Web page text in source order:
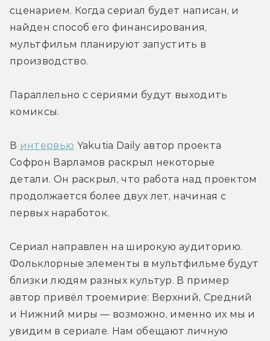
сценарием. Когда сериал будет написан, и
найден способ его финансирования,
мультфильм планируют запустить в
производство.
Параллельно с сериями будут выходить
комиксы.
В интервью Yakutia Daily автор проекта
Софрон Варламов раскрыл некоторые
детали. Он раскрыл, что работа над проектом
продолжается более двух лет, начиная с
первых наработок.
Сериал направлен на широкую аудиторию.
Фольклорные элементы в мультфильме будут
близки людям разных культур. В пример
автор привёл троемирие: Верхний, Средний
и Нижний миры — возможно, именно их мы и
увидим в сериале. Нам обещают личную